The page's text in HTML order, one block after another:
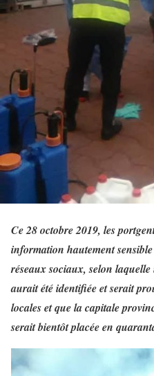
Ce 28 octobre 2019, les
information hautement
réseaux sociaux, selon
aurait été identifiée et serait
locales et que la capitale
serait bientôt placée en